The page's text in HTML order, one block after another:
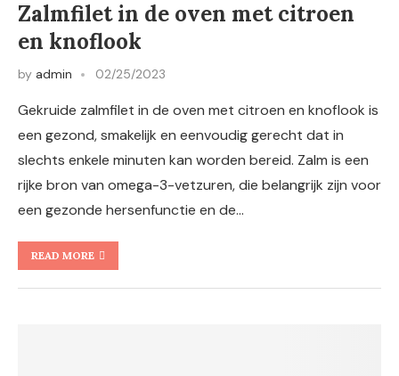
Zalmfilet in de oven met citroen
en knoflook
by admin 02/25/2023
Gekruide zalmfilet in de oven met citroen en knoflook is
een gezond, smakelijk en eenvoudig gerecht dat in
slechts enkele minuten kan worden bereid. Zalm is een
rijke bron van omega-3-vetzuren, die belangrijk zijn voor
een gezonde hersenfunctie en de…
READ MORE